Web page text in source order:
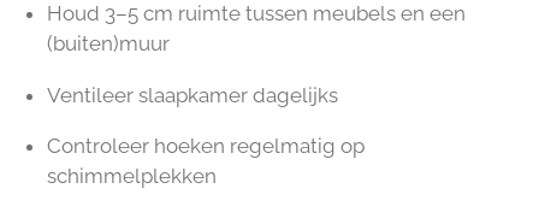
Houd 3–5 cm ruimte tussen meubels en een
(buiten)muur
Ventileer slaapkamer dagelijks
Controleer hoeken regelmatig op
schimmelplekken